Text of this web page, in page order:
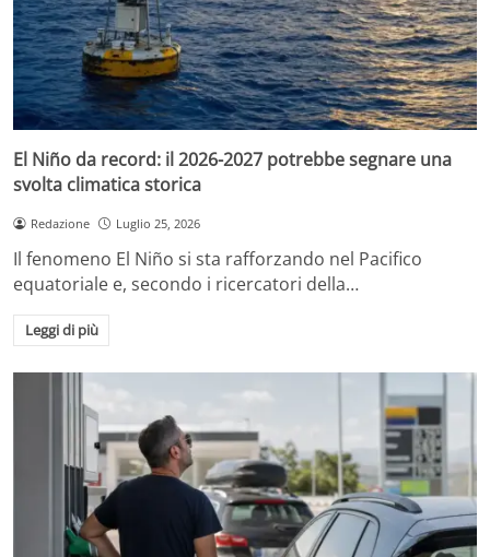
El Niño da record: il 2026-2027 potrebbe segnare una
svolta climatica storica
Redazione Luglio 25, 2026
Il fenomeno El Niño si sta rafforzando nel Pacifico
equatoriale e, secondo i ricercatori della…
Leggi di più